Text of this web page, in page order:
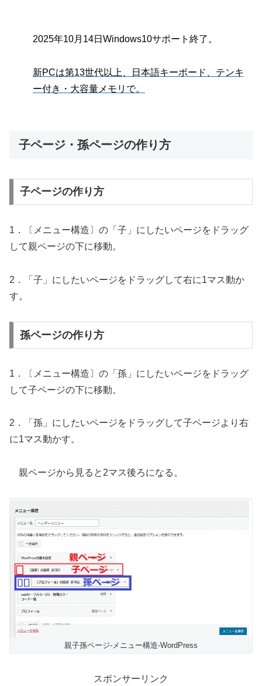
2025年10月14日Windows10サポート終了。
新PCは第13世代以上、日本語キーボード、テンキ
ー付き・大容量メモリで。
子ページ・孫ページの作り方
子ページの作り方
1．〔メニュー構造〕の「子」にしたいページをドラッグ
して親ページの下に移動。
2．「子」にしたいページをドラッグして右に1マス動か
す。
孫ページの作り方
1．〔メニュー構造〕の「孫」にしたいページをドラッグ
して子ページの下に移動。
2．「孫」にしたいページをドラッグして子ページより右
に1マス動かす。
親ページから見ると2マス後ろになる。
親子孫ページ-メニュー構造-WordPress
スポンサーリンク